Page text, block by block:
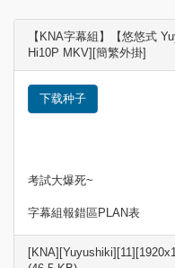
【KNA字幕組】【悠悠式
Hi10P MKV][簡繁外掛]
下载种子
考試大爆死~
字幕組報錯區PLAN表